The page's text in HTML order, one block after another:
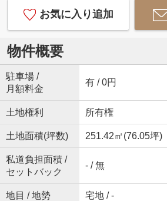
お気に入り追加
物件概要
駐車場 /
月額料金
有 / 0円
土地権利 所有権
土地面積(坪数) 251.42㎡(76.05坪)
私道負担面積 /
セットバック
- / 無
地目 / 地勢 宅地 / -